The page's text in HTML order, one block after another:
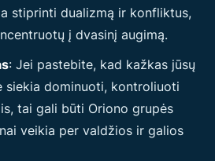
stiprinti dualizmą ir konfliktus,
į dvasinį augimą.
: Jei pastebite, kad kažkas jūsų
siekia dominuoti, kontroliuoti
tai gali būti Oriono grupės
veikia per valdžios ir galios